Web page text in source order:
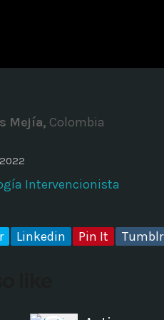
Time
Mejía, Colombia
Intervencionista
Linkedin Pin It Tumblr